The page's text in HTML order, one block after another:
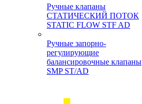
Ручные клапаны
СТАТИЧЕСКИЙ ПОТОК
STATIC FLOW STF AD
Ручные запорно-
регулирующие
балансировочные клапаны
SMP ST/AD